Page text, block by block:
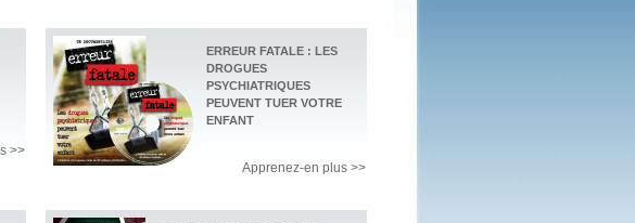
>>
ERREUR FATALE : LES
DROGUES
PSYCHIATRIQUES
PEUVENT TUER VOTRE
ENFANT
Apprenez-en plus >>